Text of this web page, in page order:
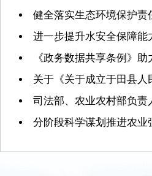
健全落实生态环境保护
进一步提升水安全保障
《政务数据共享条例》
关于《关于成立于田县
司法部、农业农村部负
分阶段科学谋划推进农